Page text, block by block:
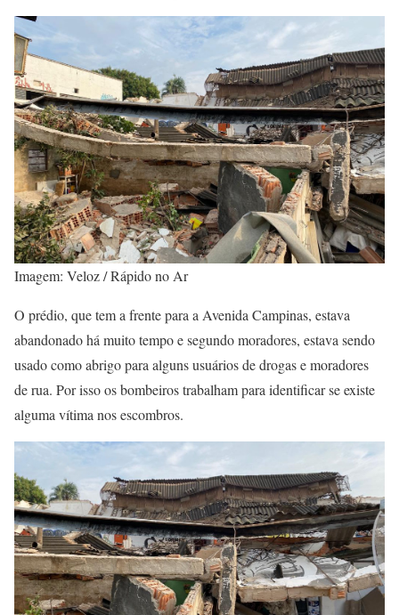
Imagem: Veloz / Rápido no Ar
O prédio, que tem a frente para a Avenida Campinas, estava
abandonado há muito tempo e segundo moradores, estava sendo
usado como abrigo para alguns usuários de drogas e moradores
de rua. Por isso os bombeiros trabalham para identificar se existe
alguma vítima nos escombros.